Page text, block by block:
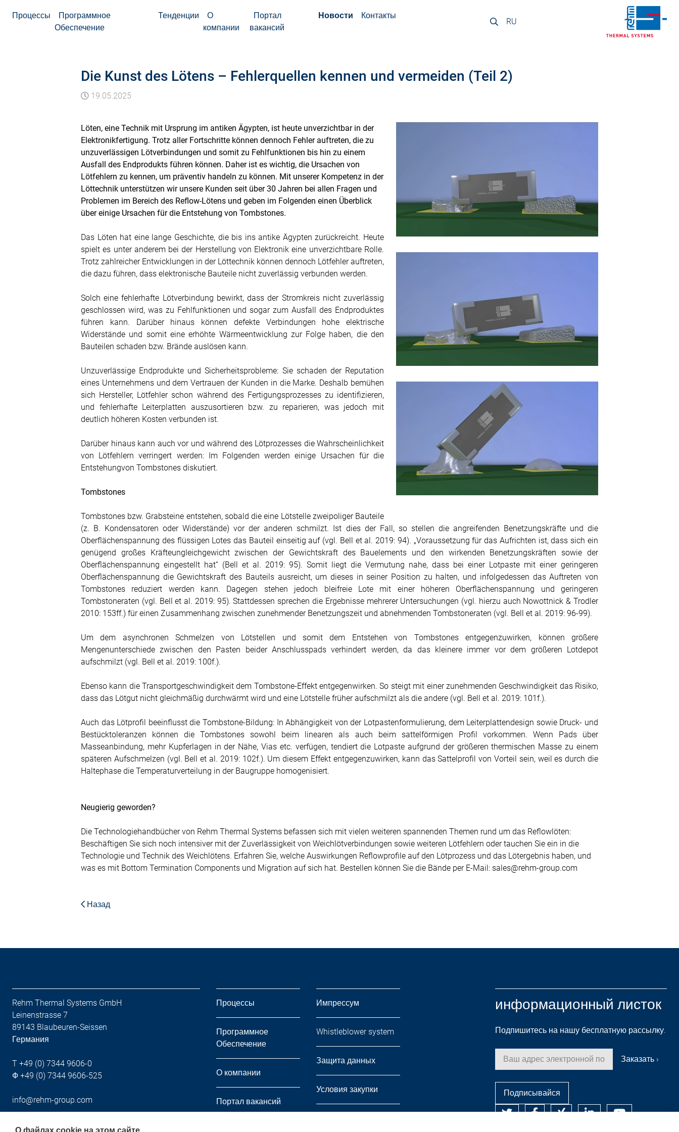
Процессы
Программное
Обеспечение
Тенденции
О
компании
Портал
вакансий
Новости Контакты
RU
Die Kunst des Lötens – Fehlerquellen kennen und vermeiden (Teil 2)
19.05.2025
Löten, eine Technik mit Ursprung im antiken Ägypten, ist heute unverzichtbar in der
Elektronikfertigung. Trotz aller Fortschritte können dennoch Fehler auftreten, die zu
unzuverlässigen Lötverbindungen und somit zu Fehlfunktionen bis hin zu einem
Ausfall des Endprodukts führen können. Daher ist es wichtig, die Ursachen von
Lötfehlern zu kennen, um präventiv handeln zu können. Mit unserer Kompetenz in der
Löttechnik unterstützen wir unsere Kunden seit über 30 Jahren bei allen Fragen und
Problemen im Bereich des Reflow-Lötens und geben im Folgenden einen Überblick
über einige Ursachen für die Entstehung von Tombstones.
Das Löten hat eine lange Geschichte, die bis ins antike Ägypten zurückreicht. Heute
spielt es unter anderem bei der Herstellung von Elektronik eine unverzichtbare Rolle.
Trotz zahlreicher Entwicklungen in der Löttechnik können dennoch Lötfehler auftreten,
die dazu führen, dass elektronische Bauteile nicht zuverlässig verbunden werden.
Solch eine fehlerhafte Lötverbindung bewirkt, dass der Stromkreis nicht zuverlässig
geschlossen wird, was zu Fehlfunktionen und sogar zum Ausfall des Endproduktes
führen kann. Darüber hinaus können defekte Verbindungen hohe elektrische
Widerstände und somit eine erhöhte Wärmeentwicklung zur Folge haben, die den
Bauteilen schaden bzw. Brände auslösen kann.
Unzuverlässige Endprodukte und Sicherheitsprobleme: Sie schaden der Reputation
eines Unternehmens und dem Vertrauen der Kunden in die Marke. Deshalb bemühen
sich Hersteller, Lötfehler schon während des Fertigungsprozesses zu identifizieren,
und fehlerhafte Leiterplatten auszusortieren bzw. zu reparieren, was jedoch mit
deutlich höheren Kosten verbunden ist.
Darüber hinaus kann auch vor und während des Lötprozesses die Wahrscheinlichkeit
von Lötfehlern verringert werden: Im Folgenden werden einige Ursachen für die
Entstehungvon Tombstones diskutiert.
Tombstones
Tombstones bzw. Grabsteine entstehen, sobald die eine Lötstelle zweipoliger Bauteile
(z. B. Kondensatoren oder Widerstände) vor der anderen schmilzt. Ist dies der Fall, so stellen die angreifenden Benetzungskräfte und die
Oberflächenspannung des flüssigen Lotes das Bauteil einseitig auf (vgl. Bell et al. 2019: 94). „Voraussetzung für das Aufrichten ist, dass sich ein
genügend großes Kräfteungleichgewicht zwischen der Gewichtskraft des Bauelements und den wirkenden Benetzungskräften sowie der
Oberflächenspannung eingestellt hat“ (Bell et al. 2019: 95). Somit liegt die Vermutung nahe, dass bei einer Lotpaste mit einer geringeren
Oberflächenspannung die Gewichtskraft des Bauteils ausreicht, um dieses in seiner Position zu halten, und infolgedessen das Auftreten von
Tombstones reduziert werden kann. Dagegen stehen jedoch bleifreie Lote mit einer höheren Oberflächenspannung und geringeren
Tombstoneraten (vgl. Bell et al. 2019: 95). Stattdessen sprechen die Ergebnisse mehrerer Untersuchungen (vgl. hierzu auch Nowottnick & Trodler
2010: 153ff.) für einen Zusammenhang zwischen zunehmender Benetzungszeit und abnehmenden Tombstoneraten (vgl. Bell et al. 2019: 96-99).
Um dem asynchronen Schmelzen von Lötstellen und somit dem Entstehen von Tombstones entgegenzuwirken, können größere
Mengenunterschiede zwischen den Pasten beider Anschlusspads verhindert werden, da das kleinere immer vor dem größeren Lotdepot
aufschmilzt (vgl. Bell et al. 2019: 100f.).
Ebenso kann die Transportgeschwindigkeit dem Tombstone-Effekt entgegenwirken. So steigt mit einer zunehmenden Geschwindigkeit das Risiko,
dass das Lötgut nicht gleichmäßig durchwärmt wird und eine Lötstelle früher aufschmilzt als die andere (vgl. Bell et al. 2019: 101f.).
Auch das Lötprofil beeinflusst die Tombstone-Bildung: In Abhängigkeit von der Lotpastenformulierung, dem Leiterplattendesign sowie Druck- und
Bestücktoleranzen können die Tombstones sowohl beim linearen als auch beim sattelförmigen Profil vorkommen. Wenn Pads über
Masseanbindung, mehr Kupferlagen in der Nähe, Vias etc. verfügen, tendiert die Lotpaste aufgrund der größeren thermischen Masse zu einem
späteren Aufschmelzen (vgl. Bell et al. 2019: 102f.). Um diesem Effekt entgegenzuwirken, kann das Sattelprofil von Vorteil sein, weil es durch die
Haltephase die Temperaturverteilung in der Baugruppe homogenisiert.
Neugierig geworden?
Die Technologiehandbücher von Rehm Thermal Systems befassen sich mit vielen weiteren spannenden Themen rund um das Reflowlöten:
Beschäftigen Sie sich noch intensiver mit der Zuverlässigkeit von Weichlötverbindungen sowie weiteren Lötfehlern oder tauchen Sie ein in die
Technologie und Technik des Weichlötens. Erfahren Sie, welche Auswirkungen Reflowprofile auf den Lötprozess und das Lötergebnis haben, und
was es mit Bottom Termination Components und Migration auf sich hat. Bestellen können Sie die Bände per E-Mail: sales@rehm-group.com
Назад
Rehm Thermal Systems GmbH
Leinenstrasse 7
89143 Blaubeuren-Seissen
Германия
T +49 (0) 7344 9606-0
Ф +49 (0) 7344 9606-525
info@rehm-group.com
Процессы
Программное
Обеспечение
О компании
Портал вакансий
Импрессум
Whistleblower system
Защита данных
Условия закупки
информационный листок
Подпишитесь на нашу бесплатную рассылку.
Подписывайся
О файлах cookie на этом сайте